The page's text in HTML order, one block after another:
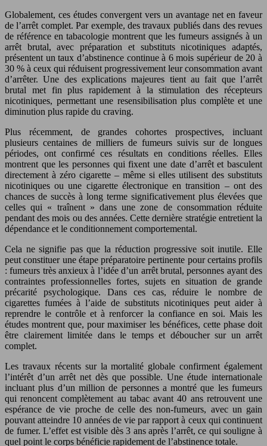
Globalement, ces études convergent vers un avantage net en faveur
de l’arrêt complet. Par exemple, des travaux publiés dans des revues
de référence en tabacologie montrent que les fumeurs assignés à un
arrêt brutal, avec préparation et substituts nicotiniques adaptés,
présentent un taux d’abstinence continue à 6 mois supérieur de 20 à
30 % à ceux qui réduisent progressivement leur consommation avant
d’arrêter. Une des explications majeures tient au fait que l’arrêt
brutal met fin plus rapidement à la stimulation des récepteurs
nicotiniques, permettant une resensibilisation plus complète et une
diminution plus rapide du craving.
Plus récemment, de grandes cohortes prospectives, incluant
plusieurs centaines de milliers de fumeurs suivis sur de longues
périodes, ont confirmé ces résultats en conditions réelles. Elles
montrent que les personnes qui fixent une date d’arrêt et basculent
directement à zéro cigarette – même si elles utilisent des substituts
nicotiniques ou une cigarette électronique en transition – ont des
chances de succès à long terme significativement plus élevées que
celles qui « traînent » dans une zone de consommation réduite
pendant des mois ou des années. Cette dernière stratégie entretient la
dépendance et le conditionnement comportemental.
Cela ne signifie pas que la réduction progressive soit inutile. Elle
peut constituer une étape préparatoire pertinente pour certains profils
: fumeurs très anxieux à l’idée d’un arrêt brutal, personnes ayant des
contraintes professionnelles fortes, sujets en situation de grande
précarité psychologique. Dans ces cas, réduire le nombre de
cigarettes fumées à l’aide de substituts nicotiniques peut aider à
reprendre le contrôle et à renforcer la confiance en soi. Mais les
études montrent que, pour maximiser les bénéfices, cette phase doit
être clairement limitée dans le temps et déboucher sur un arrêt
complet.
Les travaux récents sur la mortalité globale confirment également
l’intérêt d’un arrêt net dès que possible. Une étude internationale
incluant plus d’un million de personnes a montré que les fumeurs
qui renoncent complètement au tabac avant 40 ans retrouvent une
espérance de vie proche de celle des non-fumeurs, avec un gain
pouvant atteindre 10 années de vie par rapport à ceux qui continuent
de fumer. L’effet est visible dès 3 ans après l’arrêt, ce qui souligne à
quel point le corps bénéficie rapidement de l’abstinence totale.